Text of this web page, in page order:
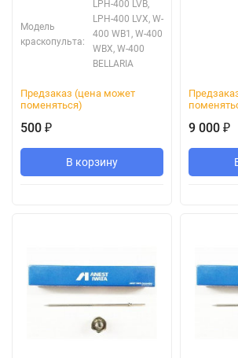
Модель
краскопульта:
LPH-400 LVB,
LPH-400 LVX, W-
400 WB1, W-400
WBX, W-400
BELLARIA
Предзаказ (цена может
поменяться)
500 ₽
В корзину
9 000 ₽